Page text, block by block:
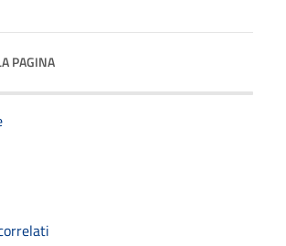
PAGINA